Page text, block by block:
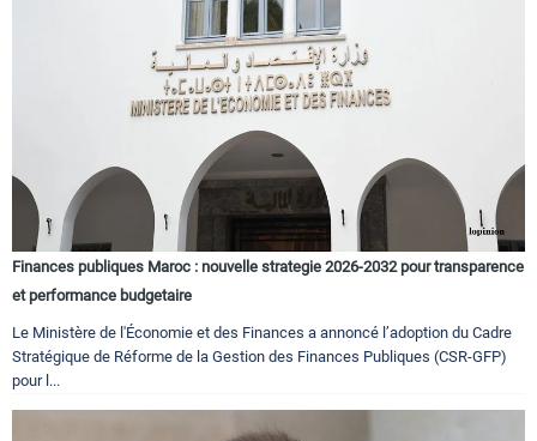
Finances publiques Maroc : nouvelle strategie 2026-2032 pour transparence
et performance budgetaire
Le Ministère de l'Économie et des Finances a annoncé l’adoption du Cadre
Stratégique de Réforme de la Gestion des Finances Publiques (CSR-GFP)
pour l...